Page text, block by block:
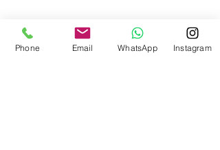
Waarom SlowBeauty
Informatie voor salons
Phone Email WhatsApp Instagram